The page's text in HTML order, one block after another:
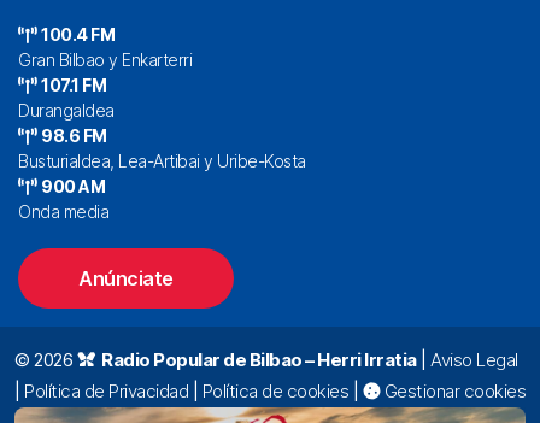
100.4 FM
Gran Bilbao y Enkarterri
107.1 FM
Durangaldea
98.6 FM
Busturialdea, Lea-Artibai y Uribe-Kosta
900 AM
Onda media
Anúnciate
© 2026 Radio Popular de Bilbao – Herri Irratia| Aviso Legal
Política de Privacidad Política de cookies
Gestionar cookies